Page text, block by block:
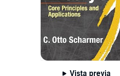
Vista previa